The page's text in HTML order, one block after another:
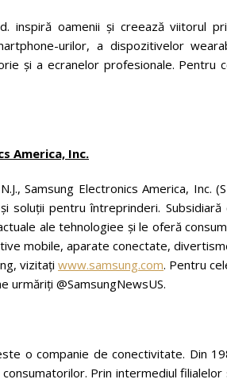
inspiră oamenii și creează viitorul
urilor, a dispozitivelor
și a ecranelor profesionale. Pentru
America, Inc.
Samsung Electronics America,
soluții pentru întreprinderi.
ale tehnologiee și le oferă
mobile, aparate conectate,
vizitațiwww.samsung.com. Pentru
urmăriți @SamsungNewsUS.
o companie de conectivitate. Din
consumatorilor. Prin intermediul